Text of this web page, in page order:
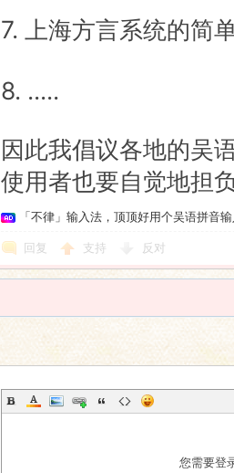
7. 上海方言系统的简
8. .....
因此我倡议各地的吴
使用者也要自觉地担
「不律」输入法，顶顶好用个吴语拼音
回复 支持 反对
您需要登